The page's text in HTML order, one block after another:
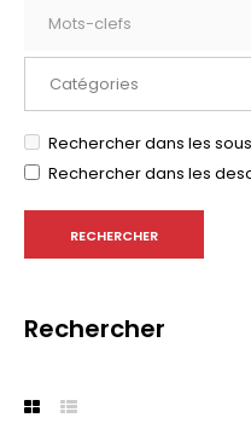
Rechercher dans les
Rechercher dans les
Rechercher